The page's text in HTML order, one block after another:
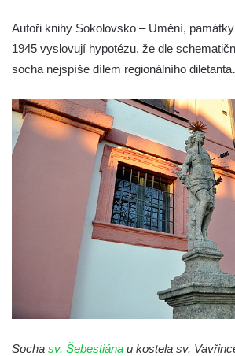
Socha svatého Jana Nepomuckého Na
Sadech u Mlýnské stoky v Českých
Budějovicích
Sochy brouků u Mlýnské stoky v Českých
Budějovicích
Socha svatého Vincence Ferrerského na
nádvoří kláštera dominikánů v Českých
Budějovicích
Socha svatého Zachariáše na nádvoří
kláštera dominikánů v Českých
Budějovicích
Socha svatého Josefa na nádvoří kláštera
dominikánů v Českých Budějovicích
Socha svaté Anny na nádvoří kláštera
Autoři knihy Sokolovsko – Umění,
1945 vyslovují hypotézu, že dle
socha nejspíše dílem regionálního
Socha sv. Šebestiána u kostela sv.